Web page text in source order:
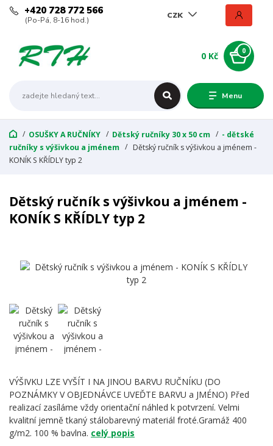
Menu
CZK
+420 728 772 566
(Po-Pá, 8-16 hod.)
0
0 Kč
OSUŠKY A RUČNÍKY Dětský ručníky 30 x 50 cm
- dětské
ručníky s výšivkou a jménem
Dětský ručník s výšivkou a jménem -
KONÍK S KŘÍDLY typ 2
Dětský ručník s výšivkou a jménem -
KONÍK S KŘÍDLY typ 2
VÝŠIVKU LZE VYŠÍT I NA JINOU BARVU RUČNÍKU (DO
POZNÁMKY V OBJEDNÁVCE UVEĎTE BARVU a JMÉNO) Před
realizací zasíláme vždy orientační náhled k potvrzení. Velmi
kvalitní jemně tkaný stálobarevný materiál froté.Gramáž 400
g/m2. 100 % bavlna. celý popis